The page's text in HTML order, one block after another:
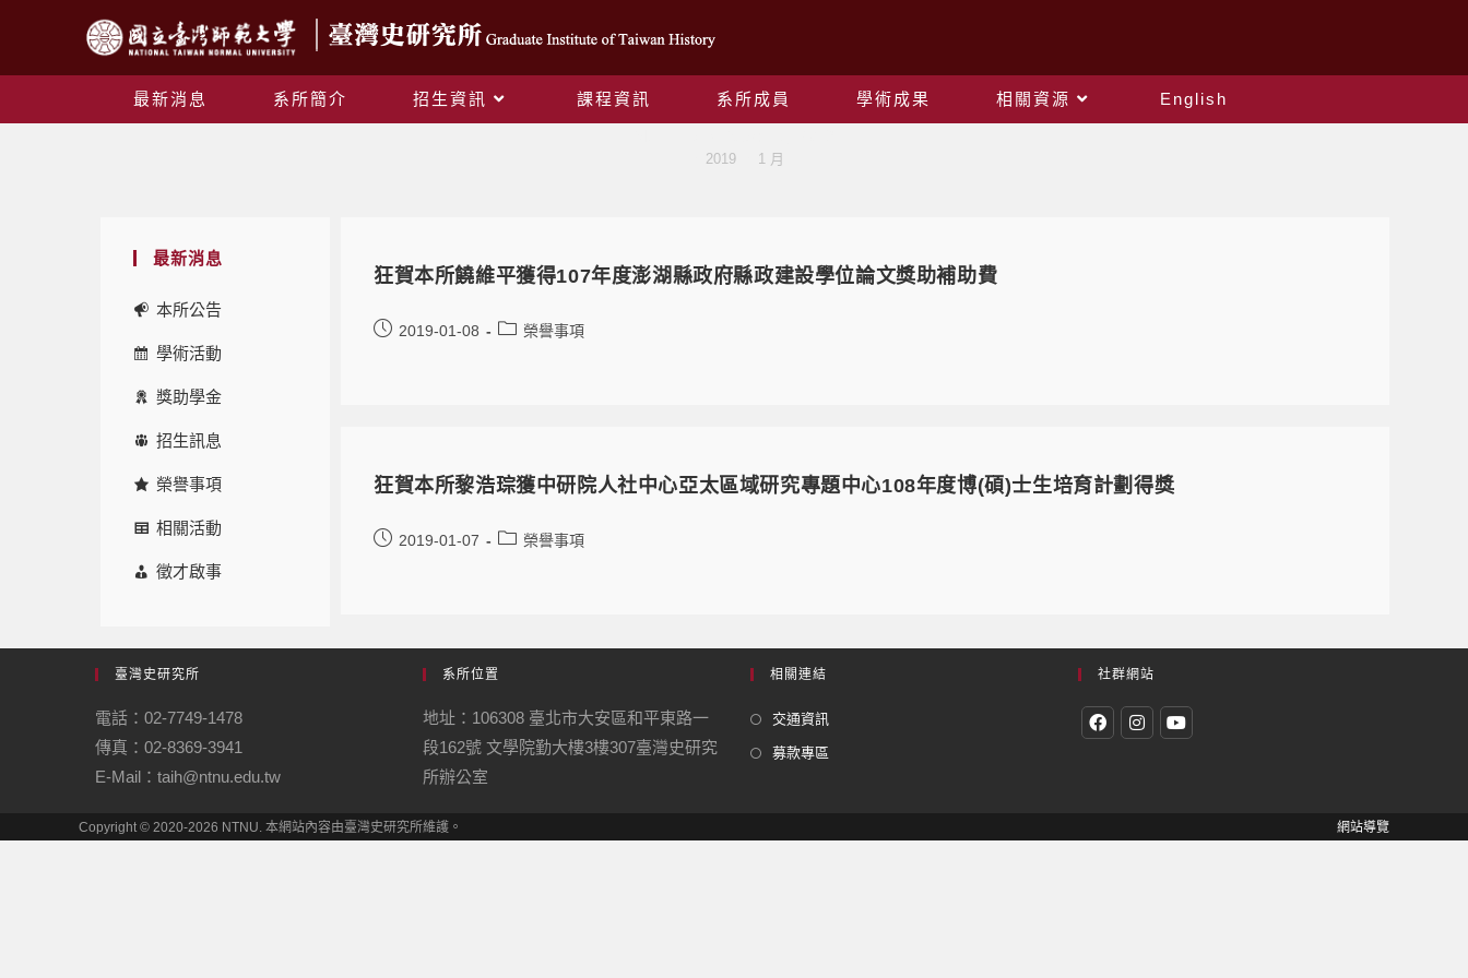
最新消息 系所簡介 招生資訊 課程資訊 系所成員 學術成果 相關資源
English
2019 1 月
最新消息
本所公告
學術活動
獎助學金
招生訊息
榮譽事項
相關活動
徵才啟事
狂賀本所饒維平獲得107年度澎湖縣政府縣政建設學位論文獎助補助費
2019-01-08 榮譽事項
狂賀本所黎浩琮獲中研院人社中心亞太區域研究專題中心108年度博(碩)士生培育計劃得獎
2019-01-07 榮譽事項
臺灣史研究所
電話：02-7749-1478
傳真：02-8369-3941
E-Mail：taih@ntnu.edu.tw
系所位置
地址：106308 臺北市大安區和平東路一
段162號 文學院勤大樓3樓307臺灣史研究
所辦公室
相關連結
交通資訊
募款專區
社群網站
網站導覽
Copyright © 2020-2026 NTNU. 本網站內容由臺灣史研究所維護。